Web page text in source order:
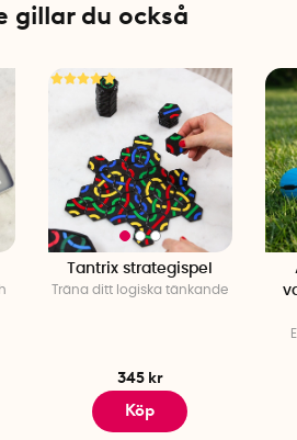
gillar du också
Tantrix strategispel
Träna ditt logiska tänkande
345 kr
Köp